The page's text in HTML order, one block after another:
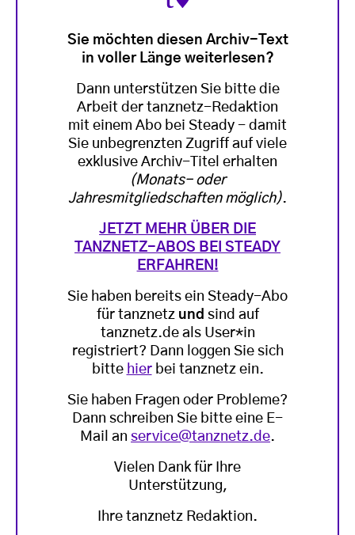
Sie möchten diesen Archiv-Text
in voller Länge weiterlesen?
Dann unterstützen Sie bitte die
Arbeit der tanznetz-Redaktion
mit einem Abo bei Steady - damit
Sie unbegrenzten Zugriff auf viele
exklusive Archiv-Titel erhalten
(Monats- oder
Jahresmitgliedschaften möglich).
JETZT MEHR ÜBER DIE
TANZNETZ-ABOS BEI STEADY
ERFAHREN!
Sie haben bereits ein Steady-Abo
für tanznetz und sind auf
tanznetz.de als User*in
registriert? Dann loggen Sie sich
bitte hierbei tanznetz ein.
Sie haben Fragen oder Probleme?
Dann schreiben Sie bitte eine E-
Mail an service@tanznetz.de.
Vielen Dank für Ihre
Unterstützung,
Ihre tanznetz Redaktion.